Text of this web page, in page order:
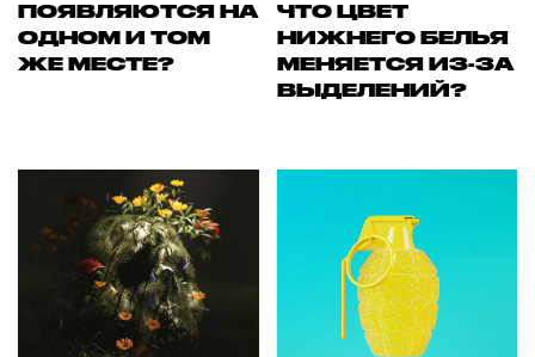
ПОЯВЛЯЮТСЯ НА
ОДНОМ И ТОМ
ЖЕ МЕСТЕ?
ЧТО ЦВЕТ
НИЖНЕГО БЕЛЬЯ
МЕНЯЕТСЯ ИЗ-ЗА
ВЫДЕЛЕНИЙ?